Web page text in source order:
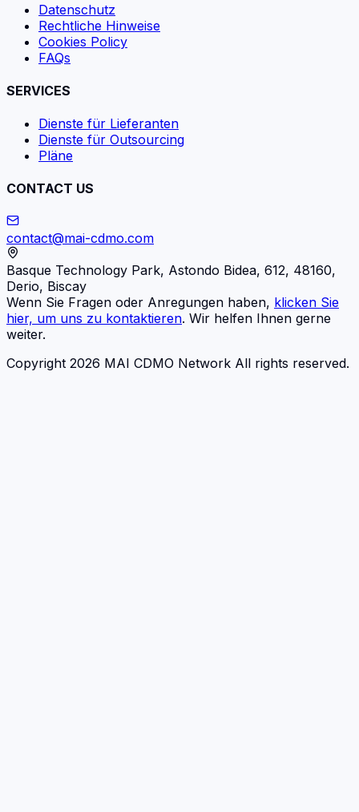
Datenschutz
Rechtliche Hinweise
Cookies Policy
FAQs
SERVICES
Dienste für Lieferanten
Dienste für Outsourcing
Pläne
CONTACT US
contact@mai-cdmo.com
Basque Technology Park, Astondo Bidea, 612, 48160,
Derio, Biscay
Wenn Sie Fragen oder Anregungen haben, klicken Sie
hier, um uns zu kontaktieren. Wir helfen Ihnen gerne
weiter.
Copyright 2026 MAI CDMO Network All rights reserved.